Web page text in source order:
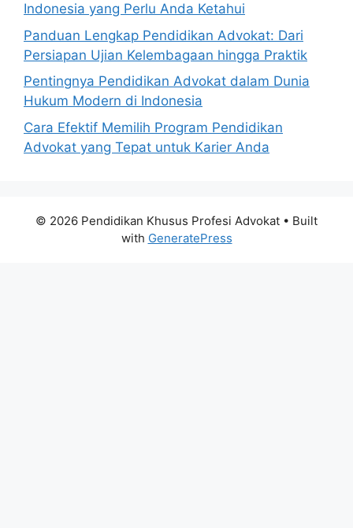
Indonesia yang Perlu Anda Ketahui
Panduan Lengkap Pendidikan Advokat: Dari
Persiapan Ujian Kelembagaan hingga Praktik
Pentingnya Pendidikan Advokat dalam Dunia
Hukum Modern di Indonesia
Cara Efektif Memilih Program Pendidikan
Advokat yang Tepat untuk Karier Anda
© 2026 Pendidikan Khusus Profesi Advokat • Built
with GeneratePress